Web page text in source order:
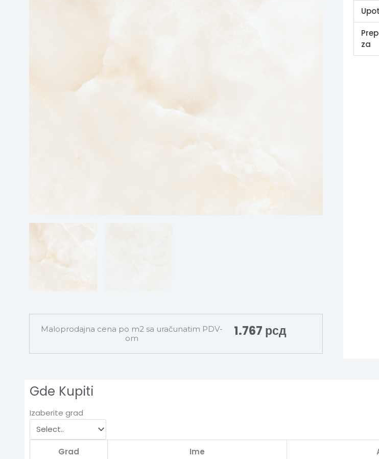
Maloprodajna cena po m2 sa uračunatim PDV-
om
1.767 рсд
za
Gde Kupiti
Izaberite grad
Grad Ime